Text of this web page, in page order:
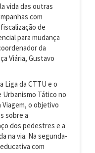
vida das outras
com
de
para mudança
da
Viária, Gustavo
Liga da CTTU e o
Urbanismo Tático no
Viagem, o objetivo
sobre a
dos pedestres e a
na via. Na segunda-
com